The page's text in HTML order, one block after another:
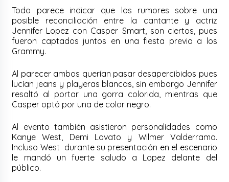
Todo parece indicar que los rumores sobre una
posible reconciliación entre la cantante y actriz
Jennifer Lopez con Casper Smart, son ciertos, pues
fueron captados juntos en una fiesta previa a los
Grammy.
Al parecer ambos querían pasar desapercibidos pues
lucían jeans y playeras blancas, sin embargo Jennifer
resaltó al portar una gorra colorida, mientras que
Casper optó por una de color negro.
Al evento también asistieron personalidades como
Kanye West, Demi Lovato y Wilmer Valderrama.
Incluso West durante su presentación en el escenario
le mandó un fuerte saludo a Lopez delante del
público.